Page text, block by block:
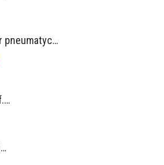
Sekator pneumatyczny VICTORY (Campagnola Włochy)
Złączka M 6×8, Ref. 0115.0102
Ostrze ruchome Lisam, Ref. A1208